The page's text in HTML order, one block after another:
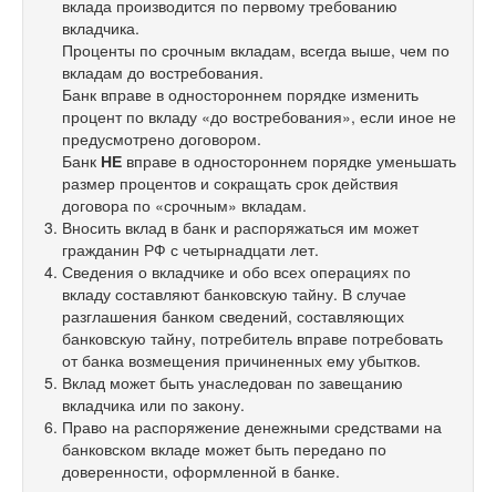
вклада производится по первому требованию
вкладчика.
Проценты по срочным вкладам, всегда выше, чем по
вкладам до востребования.
Банк вправе в одностороннем порядке изменить
процент по вкладу «до востребования», если иное не
предусмотрено договором.
Банк НЕ вправе в одностороннем порядке уменьшать
размер процентов и сокращать срок действия
договора по «срочным» вкладам.
Вносить вклад в банк и распоряжаться им может
гражданин РФ с четырнадцати лет.
Сведения о вкладчике и обо всех операциях по
вкладу составляют банковскую тайну. В случае
разглашения банком сведений, составляющих
банковскую тайну, потребитель вправе потребовать
от банка возмещения причиненных ему убытков.
Вклад может быть унаследован по завещанию
вкладчика или по закону.
Право на распоряжение денежными средствами на
банковском вкладе может быть передано по
доверенности, оформленной в банке.